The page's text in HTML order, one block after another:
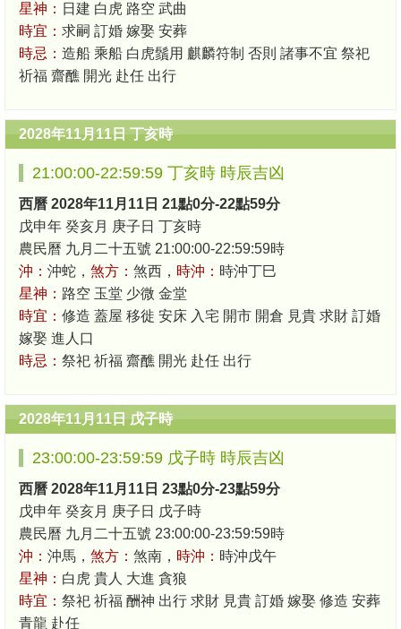
星神： 日建 白虎 路空 武曲
時宜： 求嗣 訂婚 嫁娶 安葬
時忌： 造船 乘船 白虎鬚用 麒麟符制 否則 諸事不宜 祭祀
祈福 齋醮 開光 赴任 出行
2028年11月11日 丁亥時
21:00:00-22:59:59 丁亥時 時辰吉凶
西曆 2028年11月11日 21點0分-22點59分
戊申年 癸亥月 庚子日 丁亥時
農民曆 九月二十五號 21:00:00-22:59:59時
沖： 沖蛇， 煞方： 煞西， 時沖： 時沖丁巳
星神： 路空 玉堂 少微 金堂
時宜： 修造 蓋屋 移徙 安床 入宅 開市 開倉 見貴 求財 訂婚
嫁娶 進人口
時忌： 祭祀 祈福 齋醮 開光 赴任 出行
2028年11月11日 戊子時
23:00:00-23:59:59 戊子時 時辰吉凶
西曆 2028年11月11日 23點0分-23點59分
戊申年 癸亥月 庚子日 戊子時
農民曆 九月二十五號 23:00:00-23:59:59時
沖： 沖馬， 煞方： 煞南， 時沖： 時沖戊午
星神： 白虎 貴人 大進 貪狼
時宜： 祭祀 祈福 酬神 出行 求財 見貴 訂婚 嫁娶 修造 安葬
青龍 赴任